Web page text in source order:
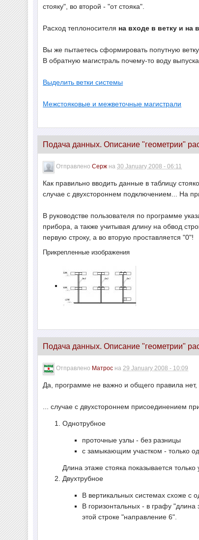
стояку", во второй - "от стояка".
Расход теплоносителя на входе в ветку и на
Вы же пытаетесь сформировать попутную
В обратную магистраль почему-то воду
Выделить ветки системы
Межстояковые и межветочные магистрали
Подача данных. Описание "геометрии"
ОтправленоСерж на30 January 2008 - 06:11
Как правильно вводить данные в таблицу
случае с двухстороннем подключением... На
В руководстве пользователя по программе
прибора, а также учитывая длину на обвод
первую строку, а во вторую проставляется
Прикрепленные изображения
Подача данных. Описание "геометрии"
Отправлено Матрос на29 January 2008 - 10:09
Да, программе не важно и общего правила нет,
... случае с двухстороннем присоединением
Однотрубное
проточные узлы - без разницы
с замыкающим участком - только
Длина этаже стояка показывается
Двухтрубное
В вертикальных системах схоже с
В горизонтальных - в графу "длина
этой строке "направление 6".